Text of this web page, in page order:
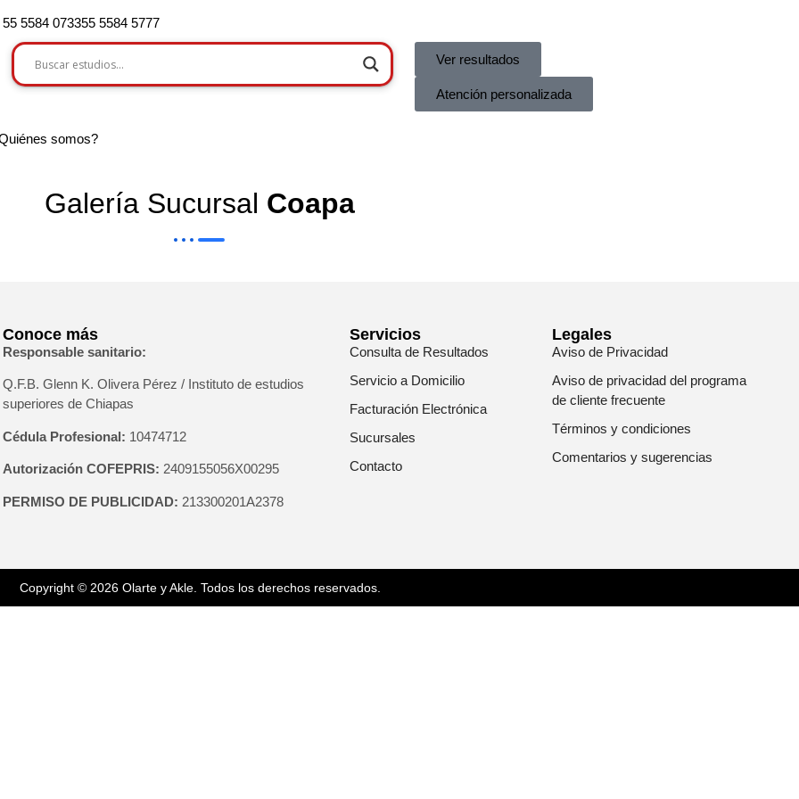
55 5584 073355 5584 5777
Ver resultados
Atención personalizada
somos?
Galería Sucursal Coapa
Conoce más
Responsable sanitario:
Q.F.B. Glenn K. Olivera Pérez / Instituto de estudios
superiores de Chiapas
Cédula Profesional: 10474712
Autorización COFEPRIS: 2409155056X00295
PERMISO DE PUBLICIDAD: 213300201A2378
Servicios
Consulta de Resultados
Servicio a Domicilio
Facturación Electrónica
Sucursales
Contacto
Legales
Aviso de Privacidad
Aviso de privacidad del programa
de cliente frecuente
Términos y condiciones
Comentarios y sugerencias
Copyright © 2026 Olarte y Akle. Todos los derechos reservados.